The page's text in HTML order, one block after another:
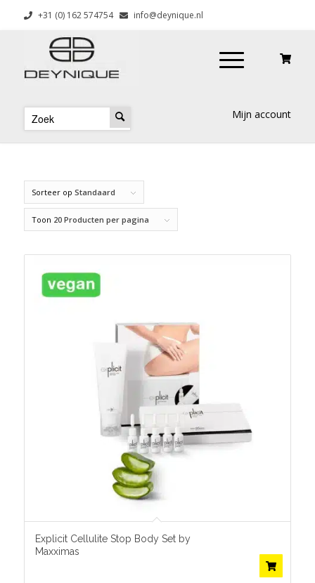
+31 (0) 162 574754 info@deynique.nl
Mijn account
Sorteer op Standaard
Toon 20 Producten per pagina
Explicit Cellulite Stop Body Set by
Maxximas